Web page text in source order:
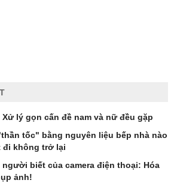
lý gọn cấn đề nam và nữ đều gặp
tốc" bằng nguyên liệu bếp nhà nào
đi không trở lại
biết của camera điện thoại: Hóa
ảnh!